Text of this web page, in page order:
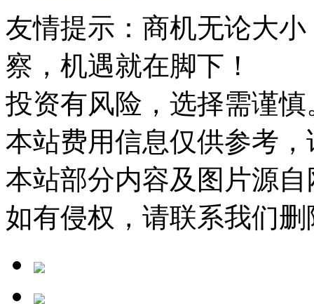
友情提示：商机无论大
察，机遇就在脚下！
投资有风险，选择需谨慎
本站费用信息仅供参考
本站部分内容及图片源
如有侵权，请联系我们删